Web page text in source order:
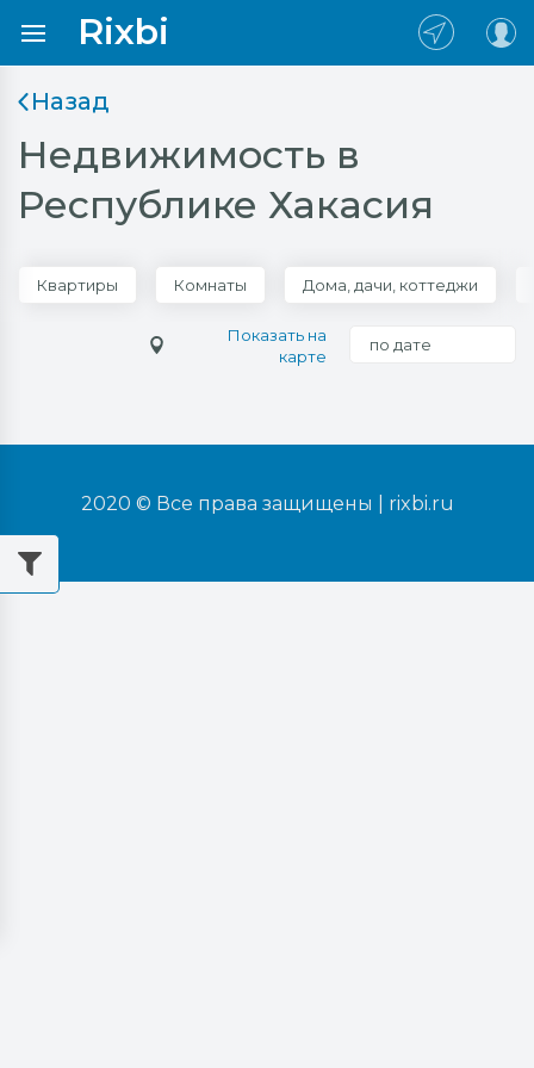
Rixbi
Назад
Недвижимость в
Республике Хакасия
Квартиры Комнаты Дома, дачи, коттеджи
Показать на
карте
по дате
2020 © Все права защищены | rixbi.ru